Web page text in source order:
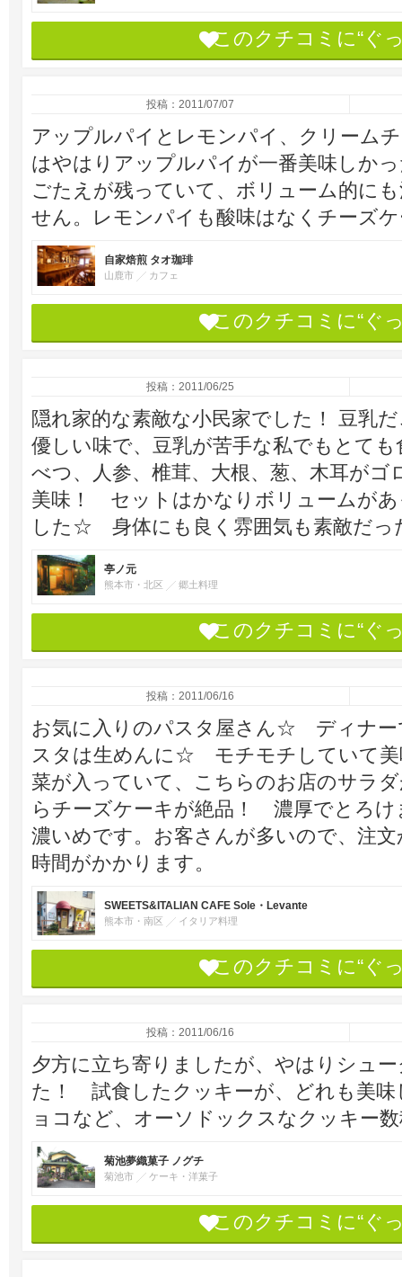
このクチコミに“ぐ
投稿：2011/07/07
アップルパイとレモンパイ、クリー
はやはりアップルパイが一番美味しか
ごたえが残っていて、ボリューム的に
せん。レモンパイも酸味はなくチーズ
自家焙煎 タオ珈琲
山鹿市 カフェ
このクチコミに“ぐ
投稿：2011/06/25
隠れ家的な素敵な小民家でした！ 豆乳
優しい味で、豆乳が苦手な私でもとて
べつ、人参、椎茸、大根、葱、木耳が
美味！ セットはかなりボリュームが
した☆ 身体にも良く雰囲気も素敵だっ
亭ノ元
熊本市・北区 郷土料理
このクチコミに“ぐ
投稿：2011/06/16
お気に入りのパスタ屋さん☆ ディナー
スタは生めんに☆ モチモチしていて
菜が入っていて、こちらのお店のサラ
らチーズケーキが絶品！ 濃厚でとろけ
濃いめです。お客さんが多いので、注
時間がかかります。
SWEETS&ITALIAN CAFE Sole・Levante
熊本市・南区 イタリア料理
このクチコミに“ぐ
投稿：2011/06/16
夕方に立ち寄りましたが、やはりシュ
た！ 試食したクッキーが、どれも美味
ョコなど、オーソドックスなクッキー
菊池夢織菓子 ノグチ
菊池市 ケーキ・洋菓子
このクチコミに“ぐ